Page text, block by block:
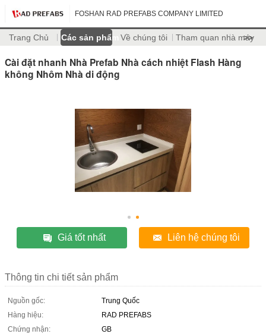
FOSHAN RAD PREFABS COMPANY LIMITED
Trang Chủ Các sản phẩm Về chúng tôi Tham quan nhà máy
>>
Cài đặt nhanh Nhà Prefab Nhà cách nhiệt Flash Hàng
không Nhôm Nhà di động
Giá tốt nhất Liên hệ chúng tôi
Thông tin chi tiết sản phẩm
Nguồn gốc:
Trung Quốc
Hàng hiệu:
RAD PREFABS
Chứng nhận:
GB